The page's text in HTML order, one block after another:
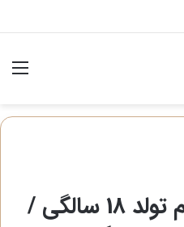
جذاب ترین ایده تم تولد 18 سالگی /